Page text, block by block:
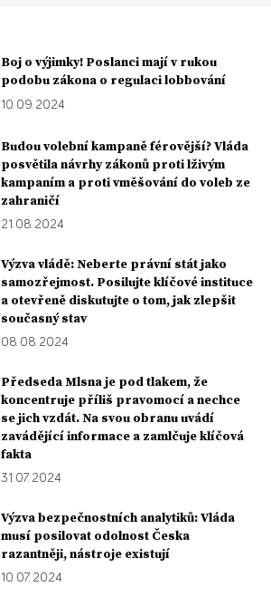
Boj o výjimky! Poslanci mají v rukou
podobu zákona o regulaci lobbování
10. 09. 2024
Budou volební kampaně férovější? Vláda
posvětila návrhy zákonů proti lživým
kampaním a proti vměšování do voleb ze
zahraničí
21. 08. 2024
Výzva vládě: Neberte právní stát jako
samozřejmost. Posilujte klíčové instituce
a otevřeně diskutujte o tom, jak zlepšit
současný stav
08. 08. 2024
Předseda Mlsna je pod tlakem, že
koncentruje příliš pravomocí a nechce
se jich vzdát. Na svou obranu uvádí
zavádějící informace a zamlčuje klíčová
fakta
31. 07. 2024
Výzva bezpečnostních analytiků: Vláda
musí posilovat odolnost Česka
razantněji, nástroje existují
10. 07. 2024